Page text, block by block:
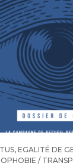
, EGALITÉ DE
/